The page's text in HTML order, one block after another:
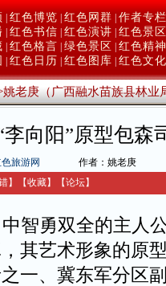
红色博览 红色网群 作者专栏
红色书信 红色演讲 红色景区
红色格言 绿色景区
红色精神
红色日历 红色图库 红色文化
姚老庚（广西融水苗族县林业
向阳”原型包森
旅游网
作者：姚老庚
】 【收藏】 【论坛】
智勇双全的主人
其艺术形象的原
一、冀东军分区